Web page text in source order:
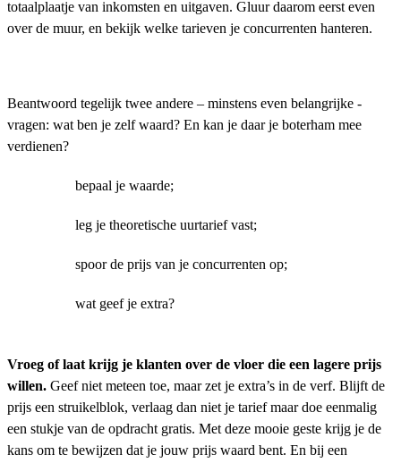
totaalplaatje van inkomsten en uitgaven. Gluur daarom eerst even
over de muur, en bekijk welke tarieven je concurrenten hanteren.
Beantwoord tegelijk twee andere – minstens even belangrijke -
vragen: wat ben je zelf waard? En kan je daar je boterham mee
verdienen?
bepaal je waarde;
leg je theoretische uurtarief vast;
spoor de prijs van je concurrenten op;
wat geef je extra?
Vroeg of laat krijg je klanten over de vloer die een lagere prijs
willen. Geef niet meteen toe, maar zet je extra’s in de verf. Blijft de
prijs een struikelblok, verlaag dan niet je tarief maar doe eenmalig
een stukje van de opdracht gratis. Met deze mooie geste krijg je de
kans om te bewijzen dat je jouw prijs waard bent. En bij een